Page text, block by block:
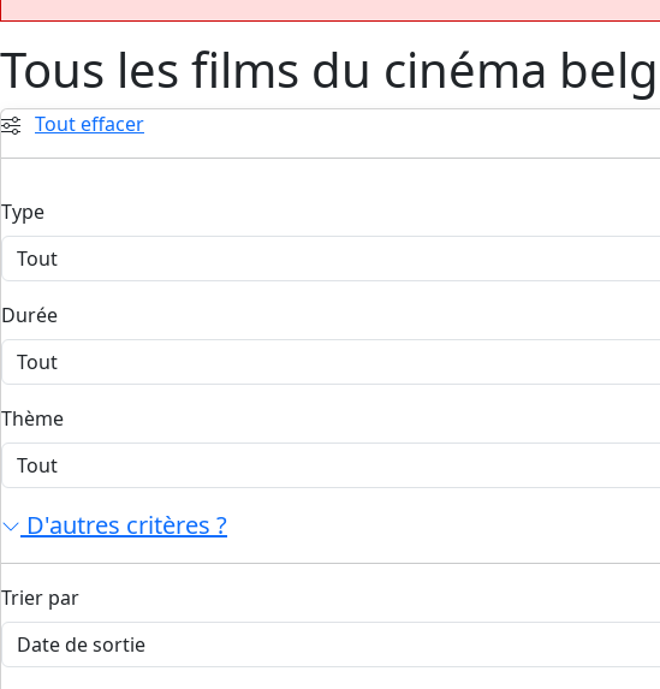
Tous les films du cinéma
Tout effacer
Type
Durée
Thème
D'autres critères ?
Trier par